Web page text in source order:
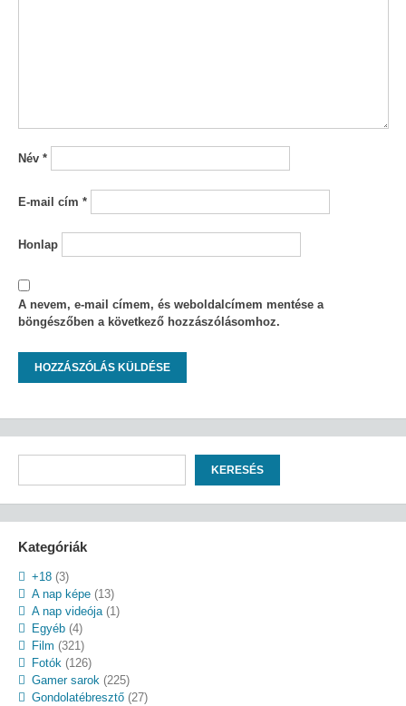
Név *
E-mail cím *
Honlap
A nevem, e-mail címem, és weboldalcímem mentése a
böngészőben a következő hozzászólásomhoz.
KERESÉS
Kategóriák
+18(3)
A nap képe(13)
A nap videója(1)
Egyéb(4)
Film (321)
Fotók(126)
Gamer sarok(225)
Gondolatébresztő(27)